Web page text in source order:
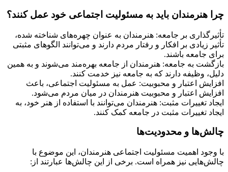
چرا هنرمندان باید به مسئولیت اجتماعی خود عمل کنند؟
تأثیرگذاری بر جامعه: هنرمندان به عنوان چهره‌های شناخته شده،
تأثیر زیادی بر افکار و رفتار مردم دارند و می‌توانند الگوهای مثبتی
برای جامعه باشند.
بازگشت به جامعه: هنرمندان از جامعه بهره‌مند می‌شوند و به همین
دلیل، وظیفه دارند که به جامعه نیز خدمت کنند.
افزایش اعتبار و محبوبیت: عمل به مسئولیت اجتماعی، باعث
افزایش اعتبار و محبوبیت هنرمندان در میان مردم می‌شود.
ایجاد تغییرات مثبت: هنرمندان می‌توانند با استفاده از هنر خود، به
ایجاد تغییرات مثبت در جامعه کمک کنند.
چالش‌ها و محدودیت‌ها
با وجود اهمیت مسئولیت اجتماعی هنرمندان، این موضوع با
چالش‌هایی نیز همراه است. برخی از این چالش‌ها عبارتند از: